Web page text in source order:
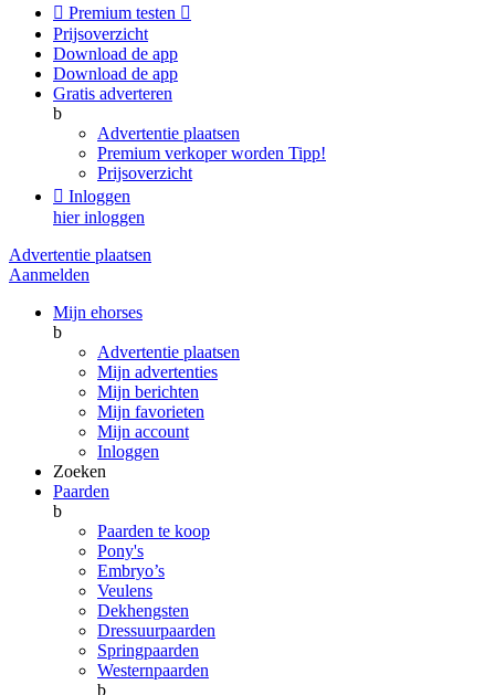
 Premium testen 
Prijsoverzicht
Download de app
Download de app
Gratis adverteren
b
Advertentie plaatsen
Premium verkoper worden Tipp!
Prijsoverzicht
 Inloggen
hier inloggen
Advertentie plaatsen
Aanmelden
Mijn ehorses
b
Advertentie plaatsen
Mijn advertenties
Mijn berichten
Mijn favorieten
Mijn account
Inloggen
Zoeken
Paarden
b
Paarden te koop
Pony's
Embryo’s
Veulens
Dekhengsten
Dressuurpaarden
Springpaarden
Westernpaarden
b